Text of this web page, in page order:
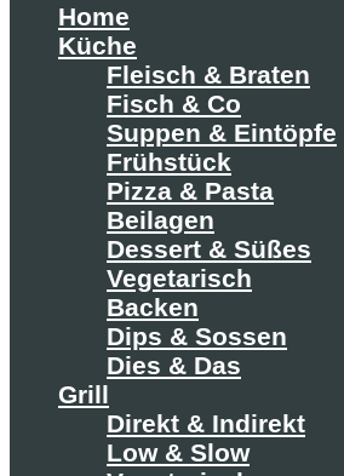
Home
Küche
Fleisch & Braten
Fisch & Co
Suppen & Eintöpfe
Frühstück
Pizza & Pasta
Beilagen
Dessert & Süßes
Vegetarisch
Backen
Dips & Sossen
Dies & Das
Grill
Direkt & Indirekt
Low & Slow